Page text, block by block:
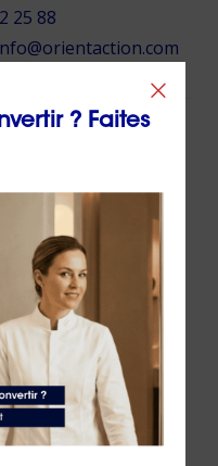
25 88
expérimenté(e)s
depuis
bienveillance
docteur en
certifié QUALIOPI.
? Faites